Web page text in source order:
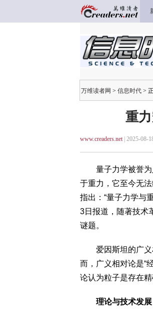
万维读者网 > 信息时代 >
重
www.creaders.net| 2025-08-
量子力学被誉为
于重力，它至今无
指出：“量子力学与
3日报道，随著技术
谜题。
爱因斯坦的广义
而，广义相对论是“
论认为粒子是存在
理论与技术发